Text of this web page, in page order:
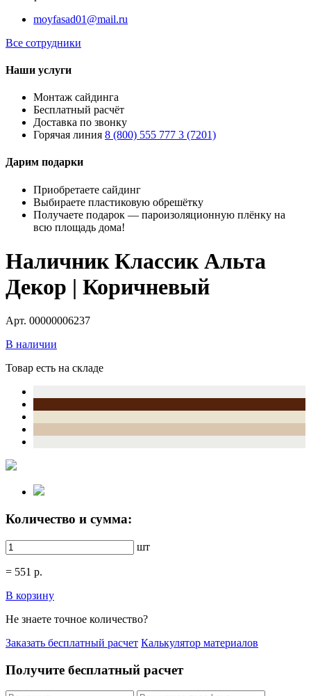
moyfasad01@mail.ru
Все сотрудники
Наши услуги
Монтаж сайдинга
Бесплатный расчёт
Доставка по звонку
Горячая линия 8 (800) 555 777 3 (7201)
Дарим подарки
Приобретаете сайдинг
Выбираете пластиковую обрешётку
Получаете подарок — пароизоляционную плёнку на
всю площадь дома!
Наличник Классик Альта
Декор | Коричневый
Арт. 00000006237
В наличии
Товар есть на складе
Количество и сумма:
шт
= 551 р.
В корзину
Не знаете точное количество?
Заказать бесплатный расчет Калькулятор материалов
Получите бесплатный расчет